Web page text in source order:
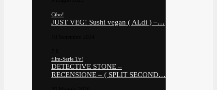
Cibo!
JUST VEG! Sushi vegan ( ALdi ) –…
film-Serie Tv!
DETECTIVE STONE –
RECENSIONE – ( SPLIT SECOND…